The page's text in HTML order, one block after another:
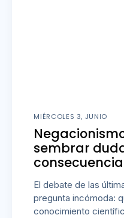
MIÉRCOLES 3, JUNIO
sembrar
El debate de las
pregunta incómoda:
conocimiento